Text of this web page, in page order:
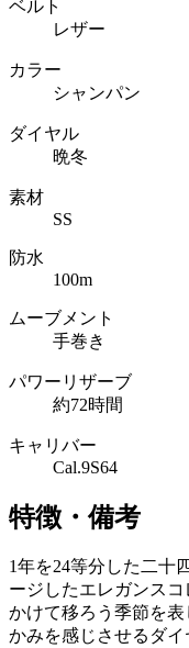
ベルト
レザー
カラー
シャンパン
ダイヤル
晩冬
素材
SS
防水
100m
ムーブメント
手巻き
パワーリザーブ
約72時間
キャリバー
Cal.9S64
特徴・備考
1年を24等分した二十
ージしたエレガンス
かけて移ろう季節を
かみを感じさせるダ